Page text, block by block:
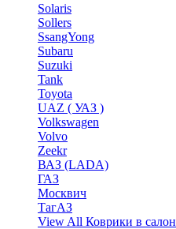
Solaris
Sollers
SsangYong
Subaru
Suzuki
Tank
Toyota
UAZ ( УАЗ )
Volkswagen
Volvo
Zeekr
ВАЗ (LADA)
ГАЗ
Москвич
ТагАЗ
View All Коврики в салон